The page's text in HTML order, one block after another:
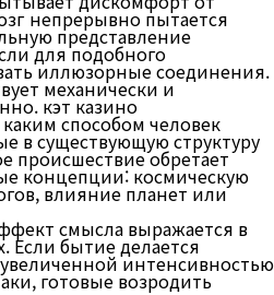
непрерывно пытается
представление
для подобного
иллюзорные соединения.
механически и
кэт казино
способом человек
в существующую структуру
происшествие обретает
концепции: космическую
влияние планет или
смысла выражается в
Если бытие делается
интенсивностью
готовые возродить